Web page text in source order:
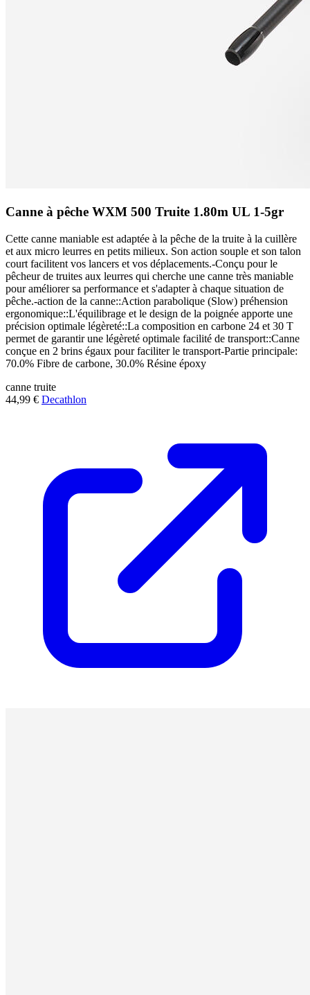
Canne à pêche WXM 500 Truite 1.80m UL 1-5gr
Cette canne maniable est adaptée à la pêche de la truite à la cuillère
et aux micro leurres en petits milieux. Son action souple et son talon
court facilitent vos lancers et vos déplacements.-Conçu pour le
pêcheur de truites aux leurres qui cherche une canne très maniable
pour améliorer sa performance et s'adapter à chaque situation de
pêche.-action de la canne::Action parabolique (Slow) préhension
ergonomique::L'équilibrage et le design de la poignée apporte une
précision optimale légèreté::La composition en carbone 24 et 30 T
permet de garantir une légèreté optimale facilité de transport::Canne
conçue en 2 brins égaux pour faciliter le transport-Partie principale:
70.0% Fibre de carbone, 30.0% Résine époxy
canne truite
44,99 € Decathlon